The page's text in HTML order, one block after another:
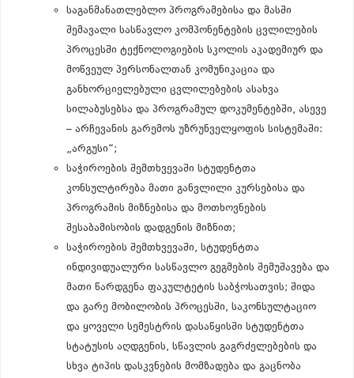
საგანმანათლებლო პროგრამებისა და მასში
შემავალი სასწავლო კომპონენტების ცვლილების
პროცესში ტექნოლოგიების სკოლის აკადემიურ და
მოწვეულ პერსონალთან კომუნიკაცია და
განხორციელებული ცვლილებების ასახვა
სილაბუსებსა და პროგრამულ დოკუმენტებში, ასევე
– არჩევანის გარემოს უზრუნველყოფის სისტემაში:
„არგუსი“;
საჭიროების შემთხვევაში სტუდენტთა
კონსულტირება მათი განვლილი კურსებისა და
პროგრამის მიზნებისა და მოთხოვნების
შესაბამისობის დადგენის მიზნით;
საჭიროების შემთხვევაში, სტუდენტთა
ინდივიდუალური სასწავლო გეგმების შემუშავება და
მათი წარდგენა ფაკულტეტის საბჭოსათვის; შიდა
და გარე მობილობის პროცესში, საკონსულტაციო
და ყოველი სემესტრის დასაწყისში სტუდენტთა
სტატუსის აღდგენის, სწავლის გაგრძელებების და
სხვა ტიპის დასკვნების მომზადება და გაცნობა